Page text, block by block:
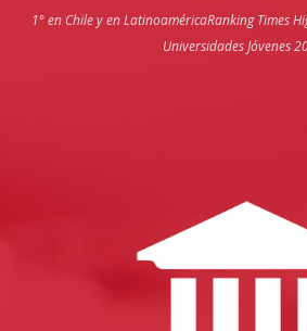
1° en Chile y en LatinoaméricaRanking Times
Universidades Jóvenes